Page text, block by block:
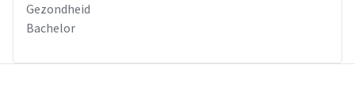
Gezondheid
Bachelor